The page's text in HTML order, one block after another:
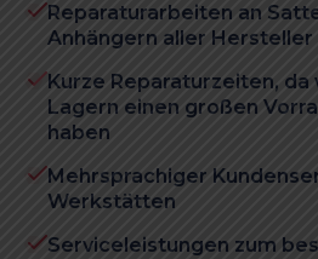
Reparaturarbeiten an
Anhängern aller Hersteller
Kurze Reparaturzeiten, da
Lagern einen großen
haben
Mehrsprachiger
Werkstätten
Serviceleistungen zum